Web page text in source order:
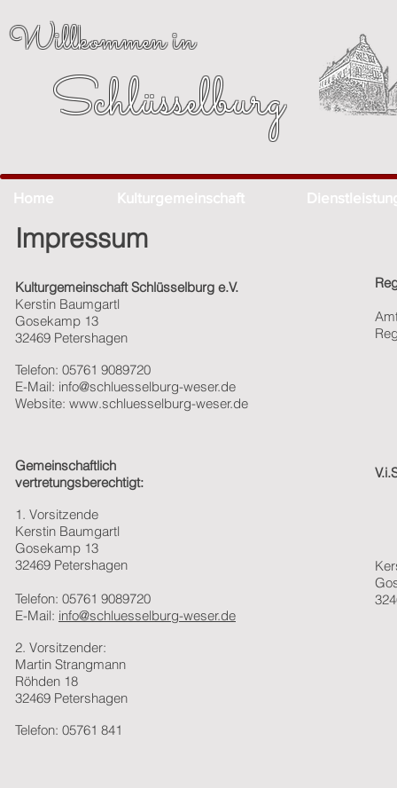
Willkommen in
Schlüsselburg
Home Kulturgemeinschaft
Impressum
Kulturgemeinschaft Schlüsselburg e.V.
Kerstin Baumgartl
Gosekamp 13
32469 Petershagen
Telefon: 05761 9089720
E-Mail: info@schluesselburg-weser.de
Website: www.schluesselburg-weser.de
Gemeinschaftlich
vertretungsberechtigt:
1. Vorsitzende
Kerstin Baumgartl
Gosekamp 13
32469 Petershagen
Telefon: 05761 9089720
E-Mail: info@schluesselburg-weser.de
2. Vorsitzender:
Martin Strangmann
Röhden 18
32469 Petershagen
Telefon: 05761 841